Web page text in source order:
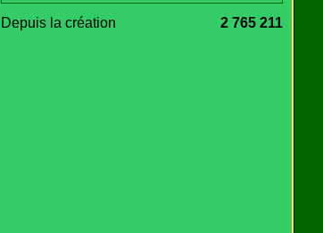
Depuis la création 2 765 211